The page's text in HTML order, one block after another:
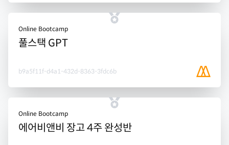
Online Bootcamp
풀스택 GPT
b9a5f11f-d4a1-432d-8363-3fdc6b
Online Bootcamp
에어비앤비 장고 4주 완성반